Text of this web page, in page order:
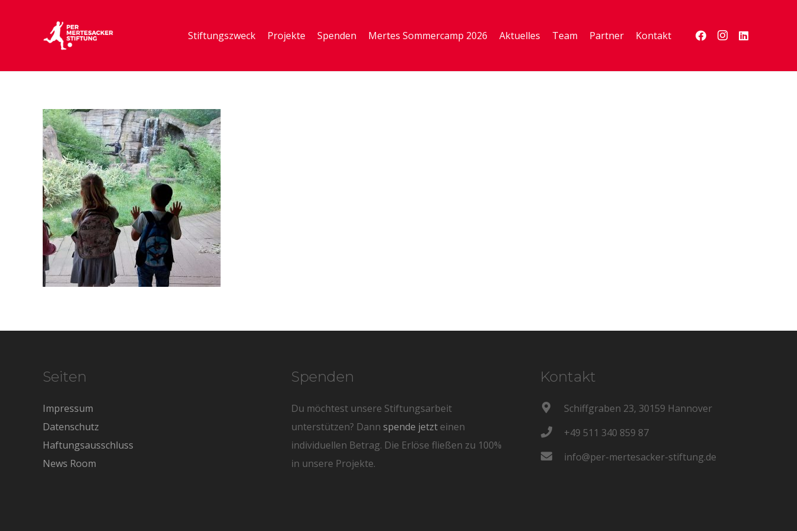
Stiftungszweck Projekte Spenden Mertes Sommercamp 2026 Aktuelles Team Partner Kontakt
Seiten
Impressum
Datenschutz
Haftungsausschluss
News Room
Spenden
Du möchtest unsere Stiftungsarbeit
unterstützen? Dannspende jetzt einen
individuellen Betrag. Die Erlöse fließen zu 100%
in unsere Projekte.
Kontakt
Schiffgraben 23, 30159 Hannover
+49 511 340 859 87
info@per-mertesacker-stiftung.de